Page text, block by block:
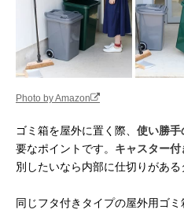
Photo by Amazon
ゴミ箱を屋外に置く際、 使い勝手
要なポイントです。 キャスター付
別したいなら内部に仕切りがある
同じフタ付きタイプの屋外用ゴミ